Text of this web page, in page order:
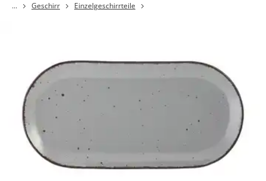
Geschirr Einzelgeschirrteile